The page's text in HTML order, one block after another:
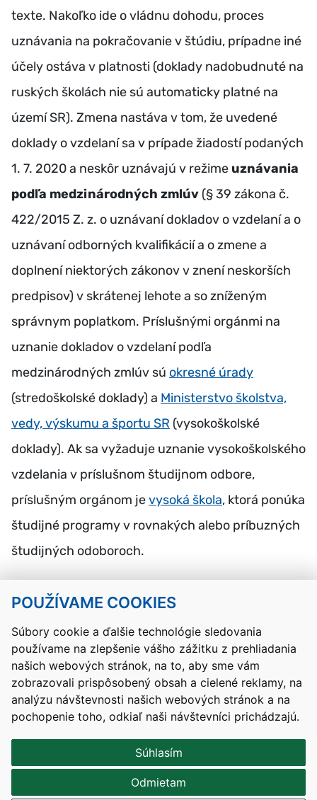
POUŽÍVAME COOKIES
Súbory cookie a ďalšie technológie sledovania
používame na zlepšenie vášho zážitku z prehliadania
našich webových stránok, na to, aby sme vám
zobrazovali prispôsobený obsah a cielené reklamy, na
analýzu návštevnosti našich webových stránok a na
pochopenie toho, odkiaľ naši návštevníci prichádzajú.
Súhlasím
Odmietam
texte. Nakoľko ide o vládnu dohodu, proces
uznávania na pokračovanie v štúdiu, prípadne iné
účely ostáva v platnosti (doklady nadobudnuté na
ruských školách nie sú automaticky platné na
území SR). Zmena nastáva v tom, že uvedené
doklady o vzdelaní sa v prípade žiadostí podaných
1. 7. 2020 a neskôr uznávajú v režime uznávania
podľa medzinárodných zmlúv (§ 39 zákona č.
422/2015 Z. z. o uznávaní dokladov o vzdelaní a o
uznávaní odborných kvalifikácií a o zmene a
doplnení niektorých zákonov v znení neskorších
predpisov) v skrátenej lehote a so zníženým
správnym poplatkom. Príslušnými orgánmi na
uznanie dokladov o vzdelaní podľa
medzinárodných zmlúv sú okresné úrady
(stredoškolské doklady) a Ministerstvo školstva,
vedy, výskumu a športu SR (vysokoškolské
doklady). Ak sa vyžaduje uznanie vysokoškolského
vzdelania v príslušnom študijnom odbore,
príslušným orgánom jevysoká škola, ktorá ponúka
študijné programy v rovnakých alebo príbuzných
študijných odoboroch.
Kontakty Mapa stránky RSS
Vyhlásenie o prístupnosti
Nastavenia cookies
Prevádzkovateľom služby je Ministerstvo školstva, výskumu,
vývoja a mládeže Slovenskej republiky.